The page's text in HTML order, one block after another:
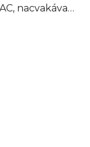
Světelný blok s napájením 220V AC, nacvakávací svorky